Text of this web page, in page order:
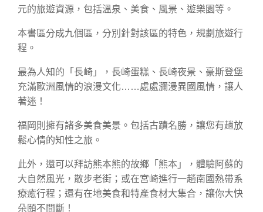
元的旅遊資源，包括溫泉、美食、風景、遊樂園等。
本書區分成九個區，分別針對該區的特色，規劃旅遊行
程。
最為人知的「長崎」，長崎蛋糕、長崎夜景、豪斯登堡
充滿歐洲風情的浪漫文化……處處瀰漫異國風情，讓人
著迷！
福岡則擁有諸多美食美景。包括古蹟名勝，讓您有趟放
鬆心情的知性之旅。
此外，還可以拜訪熊本熊的故鄉「熊本」，體驗阿蘇的
大自然風光，散步老街；或在宮崎進行一趟南國熱帶系
療癒行程；還有在地美食和特產食材大集合，讓你大快
朵頤不間斷！